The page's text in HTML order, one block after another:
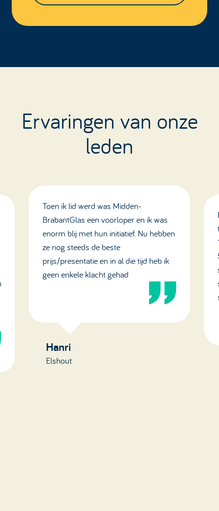
Ervaringen van onze
leden
Toen ik lid werd was Midden-
BrabantGlas een voorloper en ik was
enorm blij met hun initiatief. Nu hebben
ze nog steeds de beste
prijs/presentatie en in al die tijd heb ik
geen enkele klacht gehad
Hanri
Elshout